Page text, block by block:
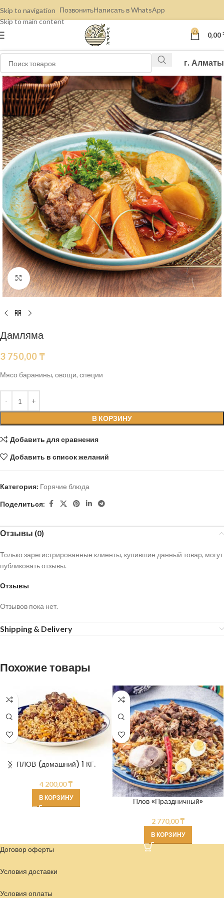
Skip to navigation
Skip to main content
ПозвонитьНаписать в WhatsApp
0 0,00
г. Алматы
Нажмите, чтобы увеличить
Дамляма
3 750,00 ₸
Мясо баранины, овощи, специи
В КОРЗИНУ
Добавить для сравнения
Добавить в список желаний
Категория: Горячие блюда
Поделиться:
Отзывы (0)
Отзывы
Отзывов пока нет.
Только зарегистрированные клиенты, купившие данный товар, могут
публиковать отзывы.
Shipping & Delivery
Похожие товары
ПЛОВ (домашний) 1 КГ.
4 200,00₸
В КОРЗИНУ Плов «Праздничный»
2 770,00₸
В КОРЗИНУ
Договор оферты
Условия доставки
Условия оплаты